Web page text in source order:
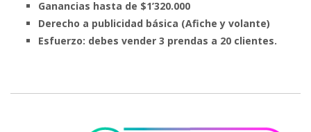
Ganancias hasta de $1’320.000
Derecho a publicidad básica (Afiche y volante)
Esfuerzo: debes vender 3 prendas a 20 clientes.